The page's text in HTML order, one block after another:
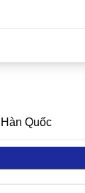
Quốc